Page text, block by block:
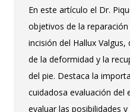
En este artículo el Dr.
objetivos de la
incisión del Hallux
de la deformidad y la
del pie. Destaca la
cuidadosa evaluación del
evaluar las posibilidades